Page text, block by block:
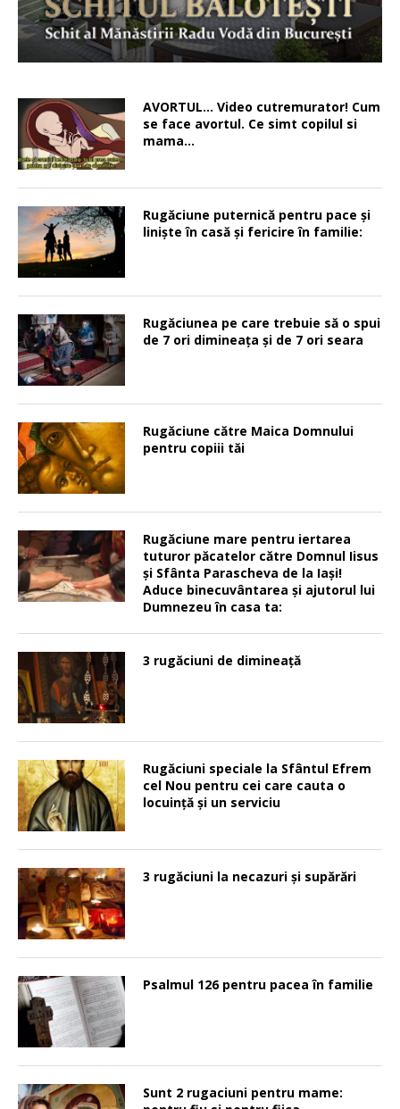
AVORTUL… Video cutremurator! Cum
se face avortul. Ce simt copilul si
mama…
Rugăciune puternică pentru pace şi
linişte în casă şi fericire în familie:
Rugăciunea pe care trebuie să o spui
de 7 ori dimineața și de 7 ori seara
Rugăciune către Maica Domnului
pentru copiii tăi
Rugăciune mare pentru iertarea
tuturor păcatelor către Domnul Iisus
şi Sfânta Parascheva de la Iaşi!
Aduce binecuvântarea şi ajutorul lui
Dumnezeu în casa ta:
3 rugăciuni de dimineață
Rugăciuni speciale la Sfântul Efrem
cel Nou pentru cei care cauta o
locuinţă şi un serviciu
3 rugăciuni la necazuri și supărări
Psalmul 126 pentru pacea în familie
Sunt 2 rugaciuni pentru mame: